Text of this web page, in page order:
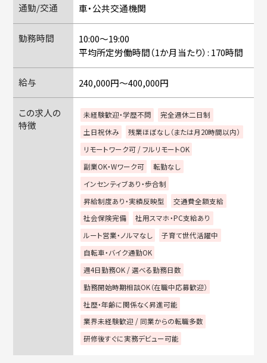
通勤/交通 車・公共交通機関
勤務時間
10:00～19:00
平均所定労働時間（1か月当たり）: 170時間
給与 240,000円〜400,000円
この求人の
特徴
未経験歓迎・学歴不問
完全週休二日制
土日祝休み
残業ほぼなし（または月20時間以内）
リモートワーク可 / フルリモートOK
副業OK・Wワーク可
転勤なし
インセンティブあり・歩合制
昇給制度あり・実績反映型
交通費全額支給
社会保険完備
社用スマホ・PC支給あり
ルート営業・ノルマなし
子育て世代活躍中
自転車・バイク通勤OK
週4日勤務OK / 選べる勤務日数
勤務開始時期相談OK（在職中応募歓迎）
社歴・年齢に関係なく昇進可能
業界未経験歓迎 / 同業からの転職多数
研修後すぐに実務デビュー可能